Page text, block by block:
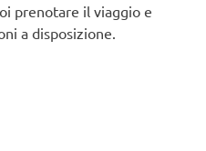
prenotare il viaggio e
a disposizione.